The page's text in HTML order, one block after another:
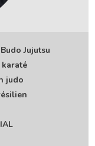
Jujutsu
judo